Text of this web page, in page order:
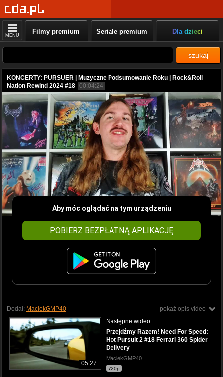
MENU Filmy premium Seriale premium Dla dzieci
szukaj
KONCERTY: PURSUER | Muzyczne Podsumowanie Roku | Rock&Roll
Nation Rewind 2024 #18 00:04:24
Aby móc oglądać na tym urządzeniu
POBIERZ BEZPŁATNĄ APLIKACJĘ
pokaż opis video
Dodał: MaciekGMP40
05:27
Następne wideo:
Przejdźmy Razem! Need For Speed:
Hot Pursuit 2 #18 Ferrari 360 Spider
Delivery
MaciekGMP40
720p